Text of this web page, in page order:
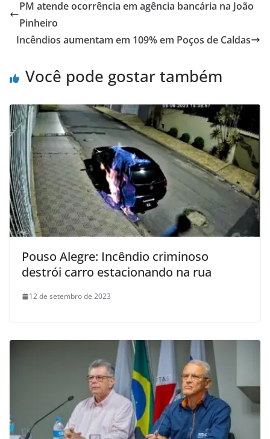
PM atende ocorrência em agência bancária na João
Pinheiro
Incêndios aumentam em 109% em Poços de Caldas
Você pode gostar também
Pouso Alegre: Incêndio criminoso
destrói carro estacionando na rua
12 de setembro de 2023